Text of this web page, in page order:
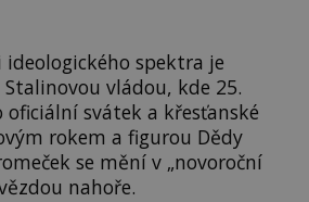
ideologického spektra je
vládou, kde 25.
oficiální svátek a křesťanské
rokem a figurou Dědy
se mění v „novoroční
nahoře.